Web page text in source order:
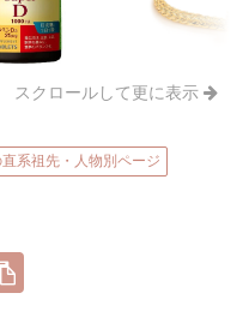
スクロールして更に表示
系祖先・人物別ページ